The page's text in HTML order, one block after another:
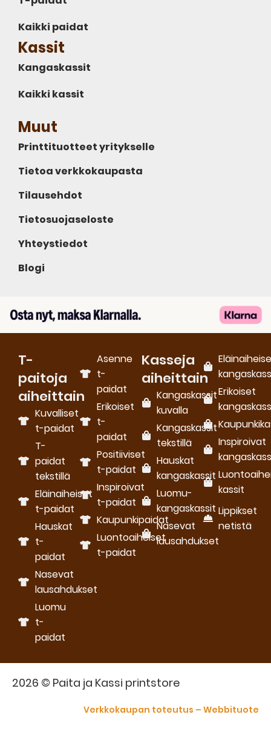
Kaikki paidat
Kassit
Kangaskassit
Kaikki kassit
Muut
Printtituotteet yritykselle
Tietoa verkkokaupasta
Tilausehdot
Tietosuojaseloste
Yhteystiedot
Blogi
T-
paitoja
aiheittain
Kuvalliset
t-paidat
T-
paidat
tekstillä
Eläinaiheiset
t-paidat
Hauskat
t-
paidat
Nasevat
lausahdukset
Luomu
t-
paidat
Asenne
t-
paidat
Erikoiset
t-
paidat
Positiiviset
t-paidat
Inspiroivat
t-paidat
Kaupunkipaidat
Luontoaiheiset
t-paidat
Kasseja
aiheittain
Kangaskassit
kuvalla
Kangaskassit
tekstillä
Hauskat
kangaskassit
Luomu­
kangaskassit
Nasevat
lausahdukset
Erikoiset
Inspiroivat
kassit
Lippikset
netistä
2026 © Paita ja Kassi printstore
Verkkokaupan toteutus – Webbituote